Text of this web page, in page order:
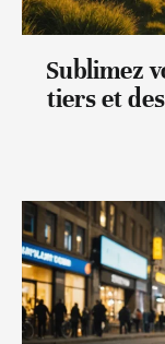
Sublimez
tiers et